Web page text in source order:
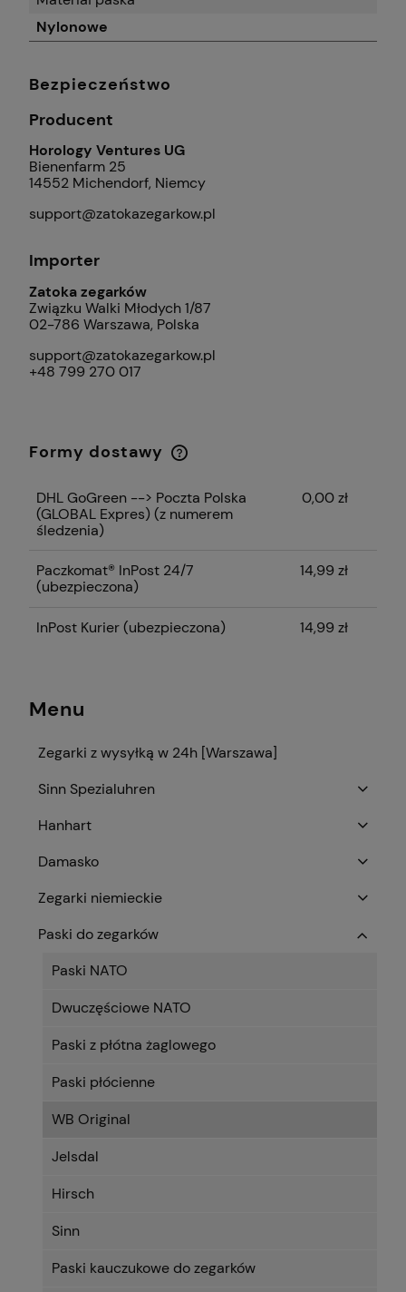
Nylonowe
Bezpieczeństwo
Producent
Horology Ventures UG
Bienenfarm 25
14552 Michendorf, Niemcy
support@zatokazegarkow.pl
Importer
Zatoka zegarków
Związku Walki Młodych 1/87
02-786 Warszawa, Polska
support@zatokazegarkow.pl
+48 799 270 017
Formy dostawy
Cena nie zawiera ewentualnych kosztów
DHL GoGreen --> Poczta Polska
(GLOBAL Expres) (z numerem
śledzenia)
0,00 zł
Paczkomat® InPost 24/7
(ubezpieczona)
14,99 zł
InPost Kurier (ubezpieczona) 14,99 zł
Menu
Zegarki z wysyłką w 24h [Warszawa]
Sinn Spezialuhren
Hanhart
Damasko
Zegarki niemieckie
Paski do zegarków
Paski NATO
Dwuczęściowe NATO
Paski z płótna żaglowego
Paski płócienne
WB Original
Jelsdal
Hirsch
Sinn
Paski kauczukowe do zegarków